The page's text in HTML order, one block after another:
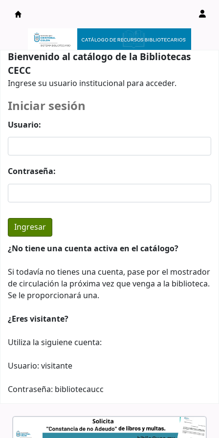
Catálogo en línea
Bienvenido al catálogo de la Bibliotecas
CECC
Ingrese su usuario institucional para acceder.
Iniciar sesión
Usuario:
Contraseña:
¿No tiene una cuenta activa en el catálogo?
Si todavía no tienes una cuenta, pase por el mostrador
de circulación la próxima vez que venga a la biblioteca.
Se le proporcionará una.
¿Eres visitante?
Utiliza la siguiene cuenta:
Usuario: visitante
Contraseña: bibliotecaucc